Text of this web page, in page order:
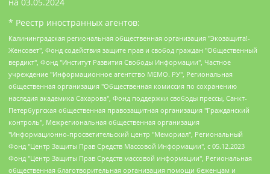
* Реестр иностранных агентов:
Калининградская региональная общественная организация "Экозащита!-Женсовет", Фонд содействия защите прав и свобод граждан "Общественный вердикт", Фонд "Институт Развития Свободы Информации", Частное учреждение "Информационное агентство МЕМО. РУ", Региональная общественная организация "Общественная комиссия по сохранению наследия академика Сахарова", Фонд поддержки свободы прессы, Санкт-Петербургская общественная правозащитная организация "Гражданский контроль", Межрегиональная общественная организация "Информационно-просветительский центр "Мемориал", Региональный Фонд "Центр Защиты Прав Средств Массовой Информации", с 05.12.2023 Фонд "Центр Защиты Прав Средств массовой информации", Региональная общественная благотворительная организация помощи беженцам и мигрантам "Гражданское содействие", Негосударственное образовательное учреждение дополнительного профессионального образования (повышение квалификации) специалистов "АКАДЕМИЯ ПО ПРАВАМ ЧЕЛОВЕКА", Свердловская региональная общественная организация "Сутяжник", Автономная некоммерческая организация "Центр независимых социологических исследований", Союз общественных объединений "Российский исследовательский центр по правам человека", Региональное общественное учреждение научно-информационный центр "МЕМОРИАЛ", Некоммерческая организация "Фонд защиты гласности", Автономная некоммерческая организация "Институт прав человека", Городская общественная организация "Екатеринбургское общество "МЕМОРИАЛ", Городская общественная организация "Рязанское историко-просветительское и правозащитное общество "Мемориал" (Рязанский Мемориал), Челябинский региональный орган общественной самодеятельности – женское общественное объединение "Женщины Евразии", Челябинский региональный орган общественной самодеятельности "Уральская правозащитная группа", Фонд содействия защите здоровья и социальной справедливости имени Андрея Рылькова, Автономная Некоммерческая Организация "Аналитический Центр Юрия Левады", Автономная некоммерческая организация социальной поддержки населения "Проект Апрель", Региональная общественная организация помощи женщинам и детям, находящимся в кризисной ситуации "Информационно-методический центр "Анна", Фонд содействия развитию массовых коммуникаций и правовому просвещению "Так-так-Так", Фонд содействия устойчивому развитию "Серебряная тайга", Свердловский региональный общественный фонд социальных проектов "Новое время", "Idel.Реалии", Кавказ.Реалии, Крым.Реалии, Телеканал Настоящее Время, Татаро-башкирская служба Радио Свобода (Azatliq Radiosi), Радио Свободная Европа/Радио Свобода (PCE/PC), "Сибирь.Реалии", "Фактограф", Благотворительный фонд помощи осужденным и их семьям, Автономная некоммерческая организация "Институт глобализации и социальных движений", Фонд "В защиту прав заключенных", Частное учреждение "Центр поддержки и содействия развитию средств массовой информации", Пензенский региональный общественный благотворительный фонд "Гражданский союз", "Север.Реалии", Некоммерческая организация Фонд "Правовая инициатива", Общество с ограниченной ответственностью "Радио Свободная Европа/Радио Свобода", Чешское информационное агентство "MEDIUM-ORIENT", Красноярская региональная общественная организация "Мы против СПИДа", Камалягин Денис Николаевич, Маркелов Сергей Евгеньевич, Пономарев Лев Александрович, Савицкая Людмила Алексеевна, Автономная некоммерческая организация "Центр по работе с проблемой насилия "НАСИЛИЮ.НЕТ", Межрегиональный профессиональный союз работников здравоохранения "Альянс врачей", Юридическое лицо, зарегистрированное в Латвийской Республике, SIA "Medusa Project" (регистрационный номер 40103797863, дата регистрации 10.06.2014), Некоммерческая организация "Фонд по борьбе с коррупцией", Автономная некоммерческая организация "Институт права и публичной политики", Баданин Роман Сергеевич, Гликин Максим Александрович, Железнова Мария Михайловна, Лукьянова Юлия Сергеевна, Маетная Елизавета Витальевна, Маняхин Петр Борисович, Чуракова Ольга Владимировна, Ярош Юлия Петровна, Юридическое лицо "The Insider SIA", зарегистрированное в Риге, Латвийская Республика (дата регистрации 26.06.2015), являющееся администратором доменного имени интернет-издания "The Insider SIA", https://theins.ru, Постернак Алексей Евгеньевич, Рубин Михаил Аркадьевич, Анин Роман Александрович, Юридическое лицо Istories fonds, зарегистрированное в Латвийской Республике (регистрационный номер 50008295751, дата регистрации 24.02.2020), Великовский Дмитрий Александрович, Долинина Ирина Николаевна, Мароховская Алеся Алексеевна, Шлейнов Роман Юрьевич, Шмагун Олеся Валентиновна, Общество с ограниченной ответственностью "Альтаир 2021", Общество с ограниченной ответственностью "Вега 2021", Общество с ограниченной ответственностью "Главный редактор 2021", Общество с ограниченной ответственностью "Ромашки монолит", Важенков Артем Валерьевич, Ивановская областная общественная организация "Центр гендерных исследований", Гурман Юрий Альбертович, Медиапроект "ОВД-Инфо", Егоров Владимир Владимирович, Жилинский Владимир Александрович, Общество с ограниченной ответственностью "ЗП", Иванова София Юрьевна, Карезина Инна Павловна, Кильтау Екатерина Викторовна, Петров Алексей Викторович, Пискунов Сергей Евгеньевич, Смирнов Сергей Сергеевич, Тихонов Михаил Сергеевич, Общество с ограниченной ответственностью "ЖУРНАЛИСТ-ИНОСТРАННЫЙ АГЕНТ", Арапова Галина Юрьевна, Вольтская Татьяна Анатольевна, Американская компания "Mason G.E.S. Anonymous Foundation" (США), являющаяся владельцем интернет-издания https://mnews.world/, Компания "Stichting Bellingcat", зарегистрированная в Нидерландах (дата регистрации 11.07.2018), Захаров Андрей Вячеславович, Клепиковская Екатерина Дмитриевна, Общество с ограниченной ответственностью "МЕМО", Перл Роман Александрович, Симонов Евгений Алексеевич, Соловьева Елена Анатольевна, Сотников Даниил Владимирович, Сурначева Елизавета Дмитриевна, Автономная некоммерческая организация по защите прав человека и информированию населения "Якутия – Наше Мнение", Общество с ограниченной ответственностью "Москоу диджитал медиа", с 26.01.2023 Общество с ограниченной ответственностью "Чайка Белые сады", Ветошкина Валерия Валерьевна, Заговора Максим Александрович, Межрегиональное общественное движение "Российская ЛГБТ - сеть", Оленичев Максим Владимирович, Павлов Иван Юрьевич, Скворцова Елена Сергеевна, Общество с ограниченной ответственностью "Как бы инагент", Кочетков Игорь Викторович, Общество с ограниченной ответственностью "Честные выборы", Еланчик Олег Александрович, Общество с ограниченной ответственностью "Нобелевский призыв", Гималова Регина Эмилевна, Григорьев Андрей Валерьевич, Григорьева Алина Александровна, Ассоциация по содействию защите прав призывников, альтернативнослужащих и военнослужащих "Правозащитная группа "Гражданин.Армия.Право", Хисамова Регина Фаритовна, Автономная некоммерческая организация по реализации социально-правовых программ "Лилит", Дальневосточное общественное движение "Маяк", Санкт-Петербургская ЛГБТ-инициативная группа "Выход", Инициативная группа ЛГБТ+ "Реверс", Алексеев Андрей Викторович, Бекбулатова Таисия Львовна, Беляев Иван Михайлович, Владыкина Елена Сергеевна, Гельман Марат Александрович, Никульшина Вероника Юрьевна, Толоконникова Надежда Андреевна, Шендерович Виктор Анатольевич, Общество с ограниченной ответственностью "Данное сообщение", Общество с ограниченной ответственностью Издательский дом "Новая глава", Айнбиндер Александра Александровна, Московский комьюнити-центр для ЛГБТ+инициатив, Благотворительный фонд развития филантропии, Deutsche Welle (Германия, Kurt-Schumacher-Strasse 3, 53113 Bonn), Борзунова Мария Михайловна, Воробьев Виктор Викторович, Голубева Анна Львовна, Константинова Алла Михайловна, Малкова Ирина Владимировна, Мурадов Мурад Абдулгалимович, Осетинская Елизавета Николаевна, Понасенков Евгений Николаевич, Ганапольский Матвей Юрьевич, Киселев Евгений Алексеевич, Борухович Ирина Григорьевна, Дремин Иван Тимофеевич, Дубровский Дмитрий Викторович, Красноярская региональная общественная организация поддержки и развития альтернативных образовательных технологий и межкультурных коммуникаций "ИНТЕРРА", Маяковская Екатерина Алексеевна, Фейгин Марк Захарович, Филимонов Андрей Викторович, Дзугкоева Регина Николаевна, Доброхотов Роман Александрович, Дудь Юрий Александрович, Елкин Сергей Владимирович, Кругликов Кирилл Игоревич, Сабунаева Мария Леонидовна, Семенов Алексей Владимирович, Шаинян Карен Багратович, Шульман Екатерина Михайловна, Асафьев Артур Валерьевич, Вахштайн Виктор Семенович, Венедиктов Алексей Алексеевич, Лушникова Екатерина Евгеньевна, Волков Леонид Михайлович, Невзоров Александр Глебович, Пархоменко Сергей Борисович, Сироткин Ярослав Николаевич, Кара-Мурза Владимир Владимирович, Баранова Наталья Владимировна, Гозман Леонид Яковлевич, Кагарлицкий Борис Юльевич, Климарев Михаил Валерьевич, Милов Владимир Станиславович, Автономная некоммерческая организация Краснодарский центр современного искусства "Типография", Моргенштерн Алишер Тагирович, Соболь Любовь Эдуардовна, Общество с ограниченной ответственностью "ЛИЗА НОРМ", Каспаров Гарри Кимович, Ходорковский Михаил Борисович, Общество с ограниченной ответственностью "Апрельские тезисы", Данилович Ирина Брониславовна, Кашин Олег Владимирович, Петров Николай Владимирович, Пивоваров Алексей Владимирович, Соколов Михаил Владимирович, Цветкова Юлия Владимировна, Чичваркин Евгений Александрович, Комитет против пыток/Команда против пыток, Общество с ограниченной ответственностью "Первый научный", Общество с ограниченной ответственностью "Вертолет и ко", Белоцерковская Вероника Борисовна, Кац Максим Евгеньевич, Лазарева Татьяна Юрьевна, Шаведдинов Руслан Табризович, Яшин Илья Валерьевич, Общество с ограниченной ответственностью "Иноагент ААВ", Алешковский Дмитрий Петрович, Альбац Евгения Марковна, Быков Дмитрий Львович, Галямина Юлия Евгеньевна, Лойко Сергей Леонидович, Мартынов Кирилл Константинович, Медведев Сергей Александрович, Крашенинников Федор Геннадиевич, Гордеева Катерина Вл